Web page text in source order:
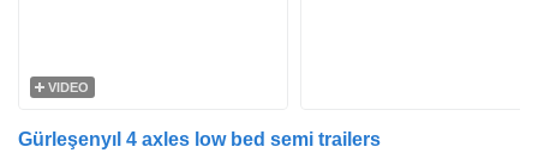
VIDEO
Gürleşenyıl 4 axles low bed semi trailers